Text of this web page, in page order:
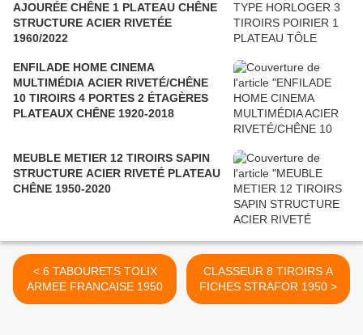
AJOURÉE CHÊNE 1 PLATEAU CHÊNE
STRUCTURE ACIER RIVETÉE
1960/2022
ENFILADE HOME CINEMA
MULTIMÉDIA ACIER RIVETÉ/CHÊNE
10 TIROIRS 4 PORTES 2 ÉTAGÈRES
PLATEAUX CHÊNE 1920-2018
MEUBLE METIER 12 TIROIRS SAPIN
STRUCTURE ACIER RIVETÉ PLATEAU
CHÊNE 1950-2020
< 6 TABOURETS TOLIX
ARMEE FRANCAISE 1950
CLASSEUR 8 TIROIRS A
FICHES STRAFOR 1950 >